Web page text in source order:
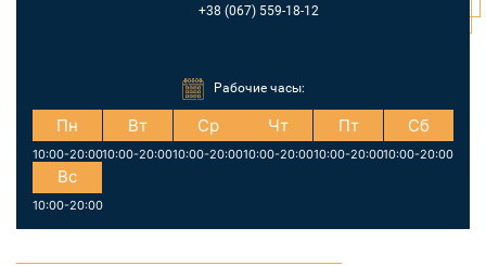
+38 (067) 559-18-12
Рабочие часы:
Пн
10:00-20:00
Вт
10:00-20:00
Ср
10:00-20:00
Чт
10:00-20:00
Пт
10:00-20:00
Сб
10:00-20:00
Вс
10:00-20:00